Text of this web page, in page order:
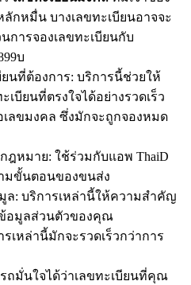
กหมื่น บางเลขทะเบียนอาจจะ
การจองเลขทะเบียนกับ
บ
ยนที่ต้องการ: บริการนี้ช่วยให้
บียนที่ตรงใจได้อย่างรวดเร็ว
เลขมงคล ซึ่งมักจะถูกจองหมด
ฎหมาย: ใช้ร่วมกับแอพ ThaiD
มขั้นตอนของขนส่ง
: บริการเหล่านี้ให้ความสำคัญ
อมูลส่วนตัวของคุณ
เหล่านี้มักจะรวดเร็วกว่าการ
มั่นใจได้ว่าเลขทะเบียนที่คุณ